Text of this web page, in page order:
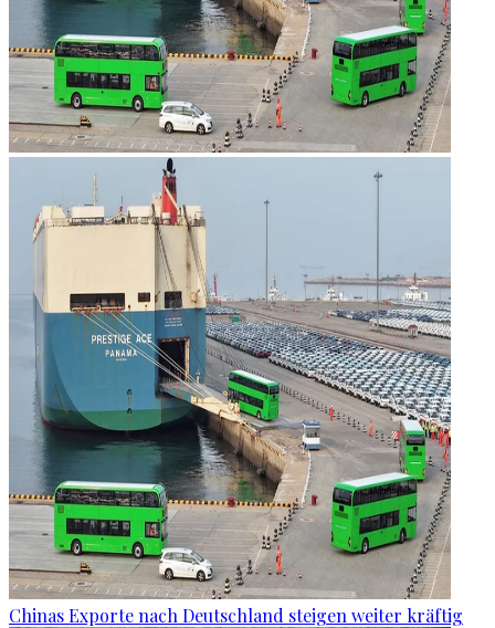
Chinas Exporte nach Deutschland steigen weiter kräftig